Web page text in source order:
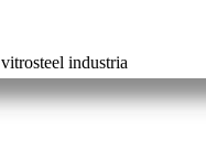
vitrosteel industria